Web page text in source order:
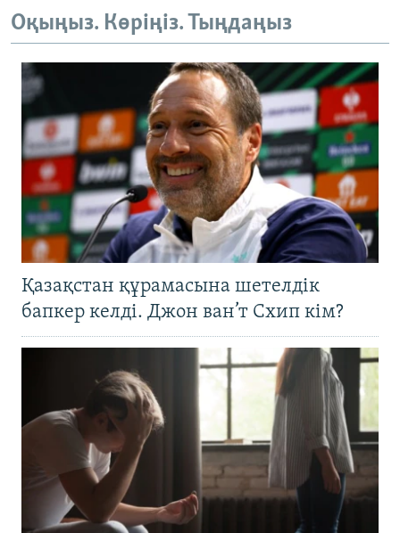
Оқыңыз. Көріңіз. Тыңдаңыз
Қазақстан құрамасына шетелдік
бапкер келді. Джон ван’т Схип кім?